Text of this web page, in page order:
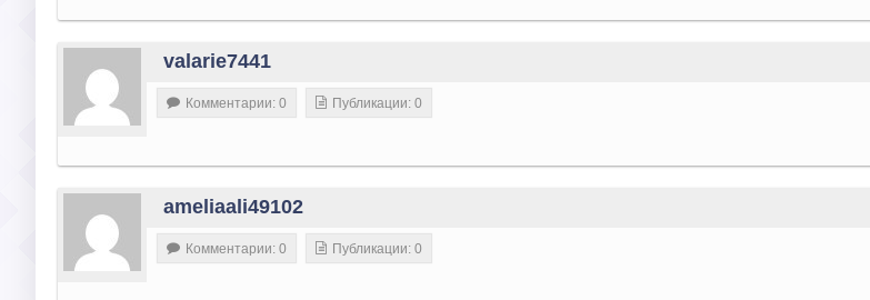
valarie7441
Комментарии: 0 Публикации: 0
ameliaali49102
Комментарии: 0 Публикации: 0